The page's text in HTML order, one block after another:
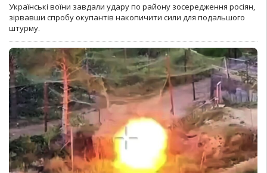
Українські воїни завдали удару по району зосередження росіян,
зірвавши спробу окупантів накопичити сили для подальшого
штурму.